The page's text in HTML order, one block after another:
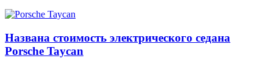
Названа стоимость электрического седана
Porsche Taycan